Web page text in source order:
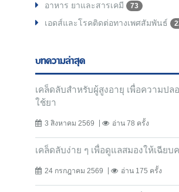
อาหาร ยาและสารเคมี 73
เอดส์และโรคติดต่อทางเพศสัมพันธ์
บทความล่าสุด
เคล็ดลับสำหรับผู้สูงอายุ เพื่อความปล
ใช้ยา
3 สิงหาคม 2569 อ่าน 78 ครั้ง
เคล็ดลับง่าย ๆ เพื่อดูแลสมองให้เฉียบ
24 กรกฎาคม 2569 อ่าน 175 ครั้ง